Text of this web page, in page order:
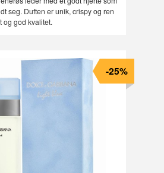
seg. Duften er unik, crispy og ren
og god kvalitet.
-25%